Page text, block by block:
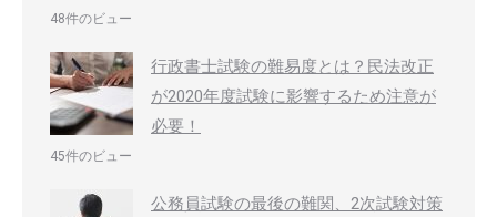
48件のビュー
行政書士試験の難易度とは？民法改正
が2020年度試験に影響するため注意が
必要！
45件のビュー
公務員試験の最後の難関、2次試験対策